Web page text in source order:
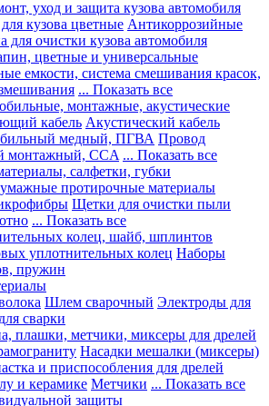
уход и защита кузова автомобиля
кузова цветные Антикоррозийные
для очистки кузова автомобиля
цветные и универсальные
емкости, система смешивания красок,
... Показать все
монтажные, акустические
кабель Акустический кабель
медный, ПГВА Провод
монтажный, CCA ... Показать все
салфетки, губки
протирочные материалы
Щетки для очистки пыли
... Показать все
колец, шайб, шплинтов
уплотнительных колец Наборы
пружин
Шлем сварочный Электроды для
сварки
плашки, метчики, миксеры для дрелей
Насадки мешалки (миксеры)
и приспособления для дрелей
и керамике Метчики ... Показать все
защиты